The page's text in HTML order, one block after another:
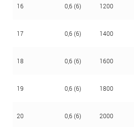
16 0,6 (6) 1200
17 0,6 (6) 1400
18 0,6 (6) 1600
19 0,6 (6) 1800
20 0,6 (6) 2000